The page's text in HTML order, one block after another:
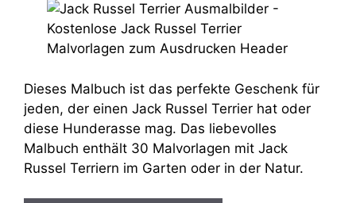
Dieses Malbuch ist das perfekte Geschenk für
jeden, der einen Jack Russel Terrier hat oder
diese Hunderasse mag. Das liebevolles
Malbuch enthält 30 Malvorlagen mit Jack
Russel Terriern im Garten oder in der Natur.